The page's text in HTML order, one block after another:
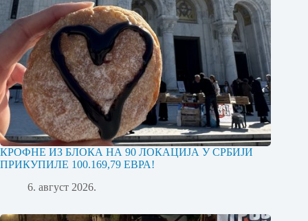
КРОФНЕ ИЗ БЛОКА НА 90 ЛОКАЦИЈА У СРБИЈИ
ПРИКУПИЛЕ 100.169,79 ЕВРА!
6. август 2026.